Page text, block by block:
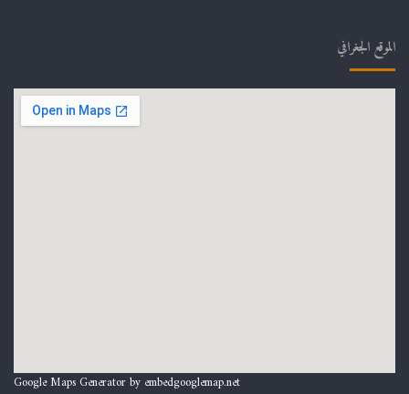
الموقع الجغرافي
Google Maps Generator by embedgooglemap.net